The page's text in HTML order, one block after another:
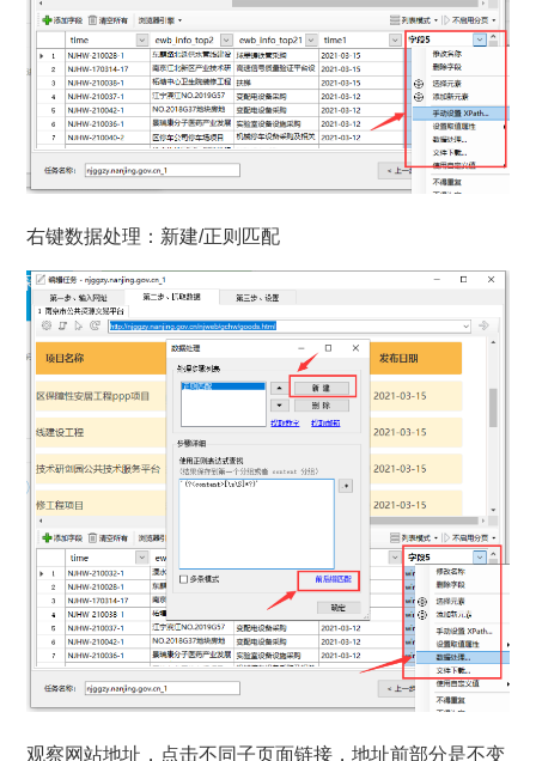
右键数据处理：新建/正则匹配
观察网站地址，点击不同子页面链接，地址前部分是不变